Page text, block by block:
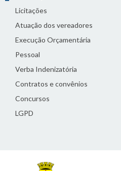
Licitações
Atuação dos vereadores
Execução Orçamentária
Pessoal
Verba Indenizatória
Contratos e convênios
Concursos
LGPD